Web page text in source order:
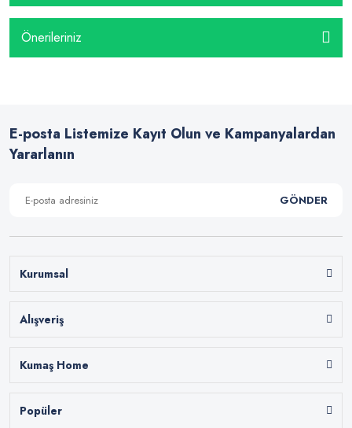
Önerileriniz
E-posta Listemize Kayıt Olun ve Kampanyalardan
Yararlanın
GÖNDER
Kurumsal
Alışveriş
Kumaş Home
Popüler